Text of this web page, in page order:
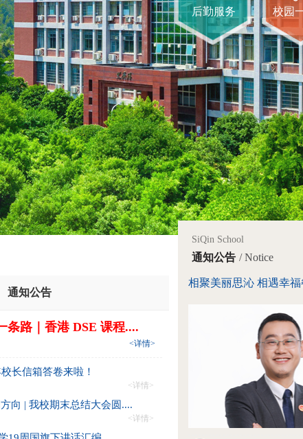
后勤服务 校园
通知公告
条路｜香港 DSE 课程....
<详情>
长信箱答卷来啦！
<详情>
向 | 我校期末总结大会圆....
<详情>
SiQin School
通知公告 / Notice